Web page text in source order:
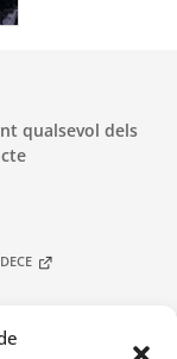
qualsevol dels